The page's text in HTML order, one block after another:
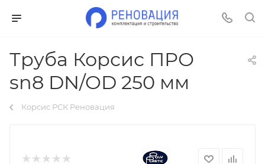
Труба Корсис ПРО
sn8 DN/OD 250 мм
Корсис РСК Реновация